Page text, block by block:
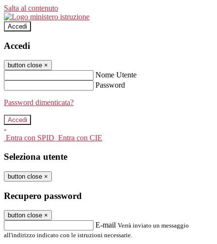
Salta al contenuto
Accedi
Accedi
button close ×
Nome Utente
Password
Password dimenticata?
-
Entra con SPID Entra con CIE
Seleziona utente
button close ×
Recupero password
button close ×
E-mail Verrà inviato un messaggio
all'indirizzo indicato con le istruzioni necessarie.